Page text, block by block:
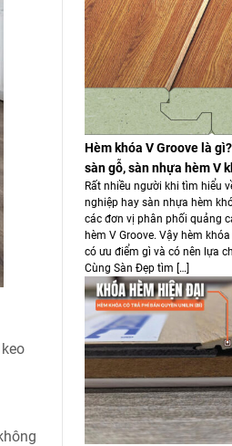
Hèm khóa V Groove là
sàn gỗ, sàn nhựa hèm V
Rất nhiều người khi tìm hiểu
nghiệp hay sàn nhựa hèm
các đơn vị phân phối quảng
hèm V Groove. Vậy hèm
có ưu điểm gì và có nên lựa
Cùng Sàn Đẹp tìm […]